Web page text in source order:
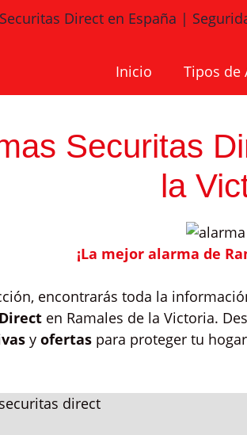
Inicio
Tipos de
Securitas
la
¡La mejor alarma de
encontrarás toda la
en Ramales de la Victoria.
y ofertas para proteger tu